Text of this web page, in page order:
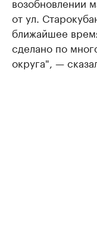
от ул.
ближайшее
сделано по
округа", —